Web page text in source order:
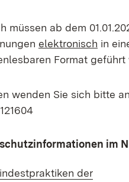
müssen ab dem
elektronisch in
Format geführt
wenden Sie sich bitte
im
der